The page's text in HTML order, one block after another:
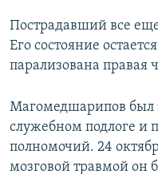
Пострадавший все
Его состояние
парализована правая
Магомедшарипов был
служебном подлоге
полномочий. 24
мозговой травмой он